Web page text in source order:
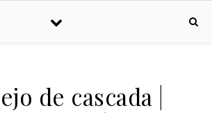
de cascada |